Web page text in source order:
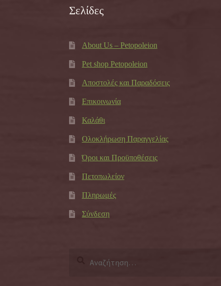
Σελίδες
About Us – Petopoleion
Pet shop Petopoleion
Αποστολές και Παραδόσεις
Επικοινωνία
Καλάθι
Ολοκλήρωση Παραγγελίας
Όροι και Προϋποθέσεις
Πετοπωλείον
Πληρωμές
Σύνδεση